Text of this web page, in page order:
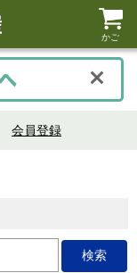
かご
会員登録